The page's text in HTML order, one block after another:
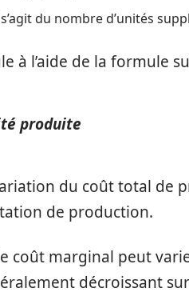
du nombre d’unités
à l’aide de la formule
produite
du coût total de
de production.
coût marginal peut
décroissant